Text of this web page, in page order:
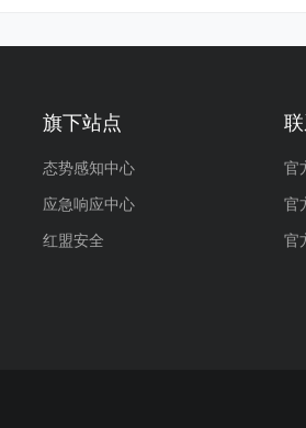
旗下站点
态势感知中心
应急响应中心
红盟安全
官
官
官